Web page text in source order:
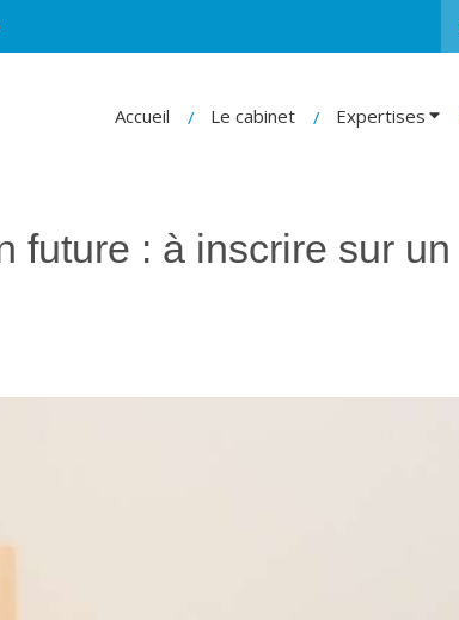
Accueil Le cabinet Expertises
future : à inscrire sur un